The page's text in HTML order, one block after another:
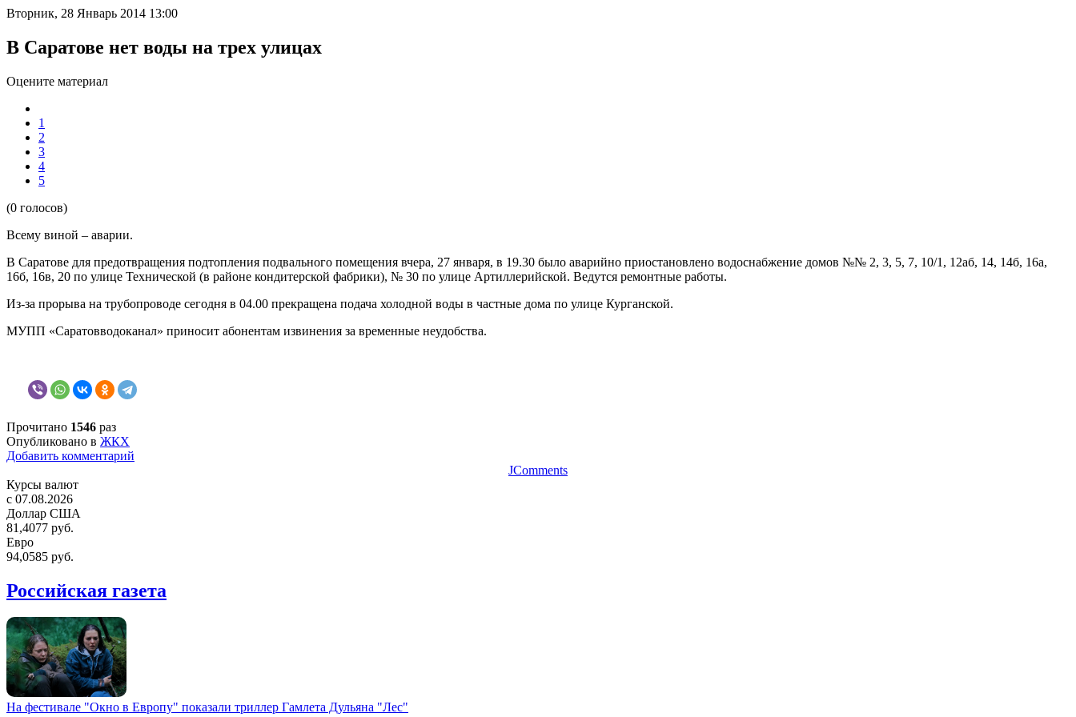
Вторник, 28 Январь 2014 13:00
В Саратове нет воды на трех улицах
Оцените материал
1
2
3
4
5
(0 голосов)
Всему виной – аварии.
В Саратове для предотвращения подтопления подвального помещения вчера, 27 января, в 19.30 было аварийно приостановлено водоснабжение домов №№ 2, 3, 5, 7, 10/1, 12аб, 14, 14б, 16а,
16б, 16в, 20 по улице Технической (в районе кондитерской фабрики), № 30 по улице Артиллерийской. Ведутся ремонтные работы.
Из-за прорыва на трубопроводе сегодня в 04.00 прекращена подача холодной воды в частные дома по улице Курганской.
МУПП «Саратовводоканал» приносит абонентам извинения за временные неудобства.
Прочитано 1546 раз
Опубликовано в ЖКХ
Добавить комментарий
JComments
Курсы валют
c 07.08.2026
Доллар США
81,4077 руб.
Евро
94,0585 руб.
Российская газета
На фестивале "Окно в Европу" показали триллер Гамлета Дульяна "Лес"